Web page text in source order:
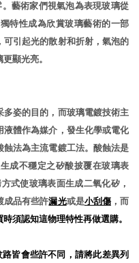
藝術家們視氣泡為表現玻璃從
特性成為欣賞玻璃藝術的一部
引起光的散射和折射，氣泡的
顯光亮。
姿的目的，而玻璃電鍍技術主
體作為媒介，發生化學或電化
法為主流電鍍工法。酸蝕法是
成不穩定之矽酸披覆在玻璃表
式使玻璃表面生成二氧化矽，
成品有些許漏光或是小刮傷，而
時須認知這物理特性再做選購。
皆會些許不同，請將此差異列